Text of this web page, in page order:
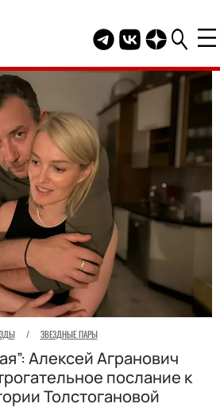
Telegram канал
Группа HELLO
Канал
/ ЗВЕЗДНЫЕ ПАРЫ
Алексей Агранович
послание к
Толстогановой